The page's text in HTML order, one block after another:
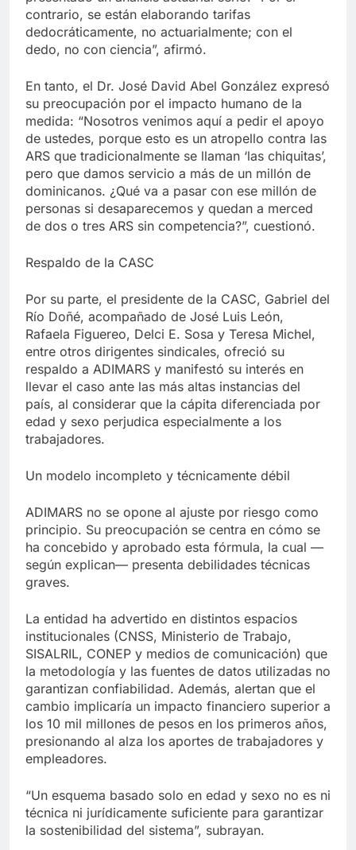
contrario, se están elaborando tarifas
dedocráticamente, no actuarialmente; con el
dedo, no con ciencia”, afirmó.
En tanto, el Dr. José David Abel González expresó
su preocupación por el impacto humano de la
medida: “Nosotros venimos aquí a pedir el apoyo
de ustedes, porque esto es un atropello contra las
ARS que tradicionalmente se llaman ‘las chiquitas’,
pero que damos servicio a más de un millón de
dominicanos. ¿Qué va a pasar con ese millón de
personas si desaparecemos y quedan a merced
de dos o tres ARS sin competencia?”, cuestionó.
Respaldo de la CASC
Por su parte, el presidente de la CASC, Gabriel del
Río Doñé, acompañado de José Luis León,
Rafaela Figuereo, Delci E. Sosa y Teresa Michel,
entre otros dirigentes sindicales, ofreció su
respaldo a ADIMARS y manifestó su interés en
llevar el caso ante las más altas instancias del
país, al considerar que la cápita diferenciada por
edad y sexo perjudica especialmente a los
trabajadores.
Un modelo incompleto y técnicamente débil
ADIMARS no se opone al ajuste por riesgo como
principio. Su preocupación se centra en cómo se
ha concebido y aprobado esta fórmula, la cual —
según explican— presenta debilidades técnicas
graves.
La entidad ha advertido en distintos espacios
institucionales (CNSS, Ministerio de Trabajo,
SISALRIL, CONEP y medios de comunicación) que
la metodología y las fuentes de datos utilizadas no
garantizan confiabilidad. Además, alertan que el
cambio implicaría un impacto financiero superior a
los 10 mil millones de pesos en los primeros años,
presionando al alza los aportes de trabajadores y
empleadores.
“Un esquema basado solo en edad y sexo no es ni
técnica ni jurídicamente suficiente para garantizar
la sostenibilidad del sistema”, subrayan.